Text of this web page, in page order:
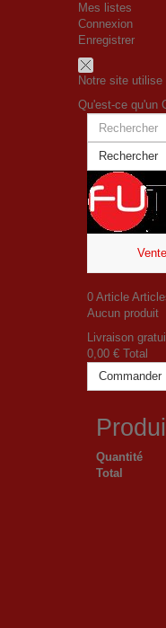
Mes listes
Connexion
Enregistrer
Notre site
Qu'est-ce qu'un
Rechercher
0 Article
Aucun produit
Livraison
0,00 € Total
Commander
Quantité
Total